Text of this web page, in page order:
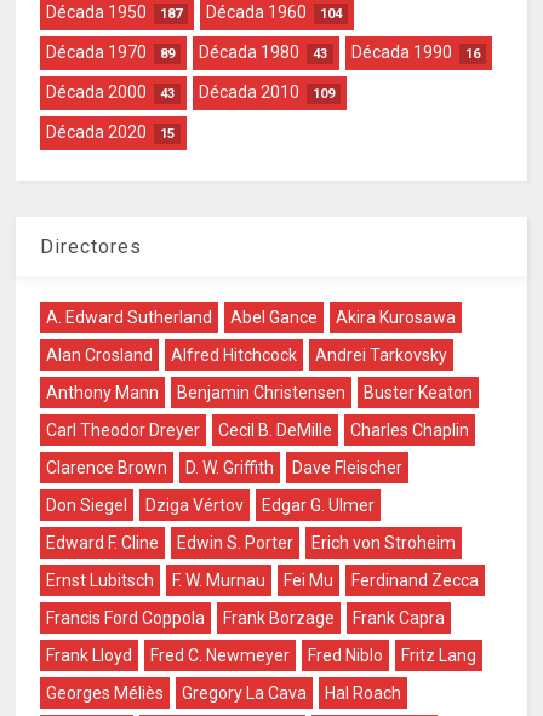
Década 1950 187 Década 1960 104
Década 1970 89 Década 1980 43 Década 1990 16
Década 2000 43 Década 2010 109
Década 2020 15
Directores
A. Edward Sutherland Abel Gance
Akira Kurosawa
Alan Crosland
Alfred Hitchcock
Andrei Tarkovsky
Anthony Mann
Benjamin Christensen
Buster Keaton
Carl Theodor Dreyer
Cecil B. DeMille
Charles Chaplin
Clarence Brown
D. W. Griffith
Dave Fleischer
Don Siegel
Dziga Vértov
Edgar G. Ulmer
Edward F. Cline
Edwin S. Porter
Erich von Stroheim
Ernst Lubitsch
F. W. Murnau Fei Mu
Ferdinand Zecca
Francis Ford Coppola
Frank Borzage
Frank Capra
Frank Lloyd
Fred C. Newmeyer Fred Niblo
Fritz Lang
Georges Méliès
Gregory La Cava
Hal Roach